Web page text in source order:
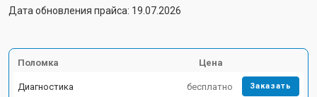
Дата обновления прайса: 19.07.2026
Поломка Цена
Диагностика бесплатно Заказать